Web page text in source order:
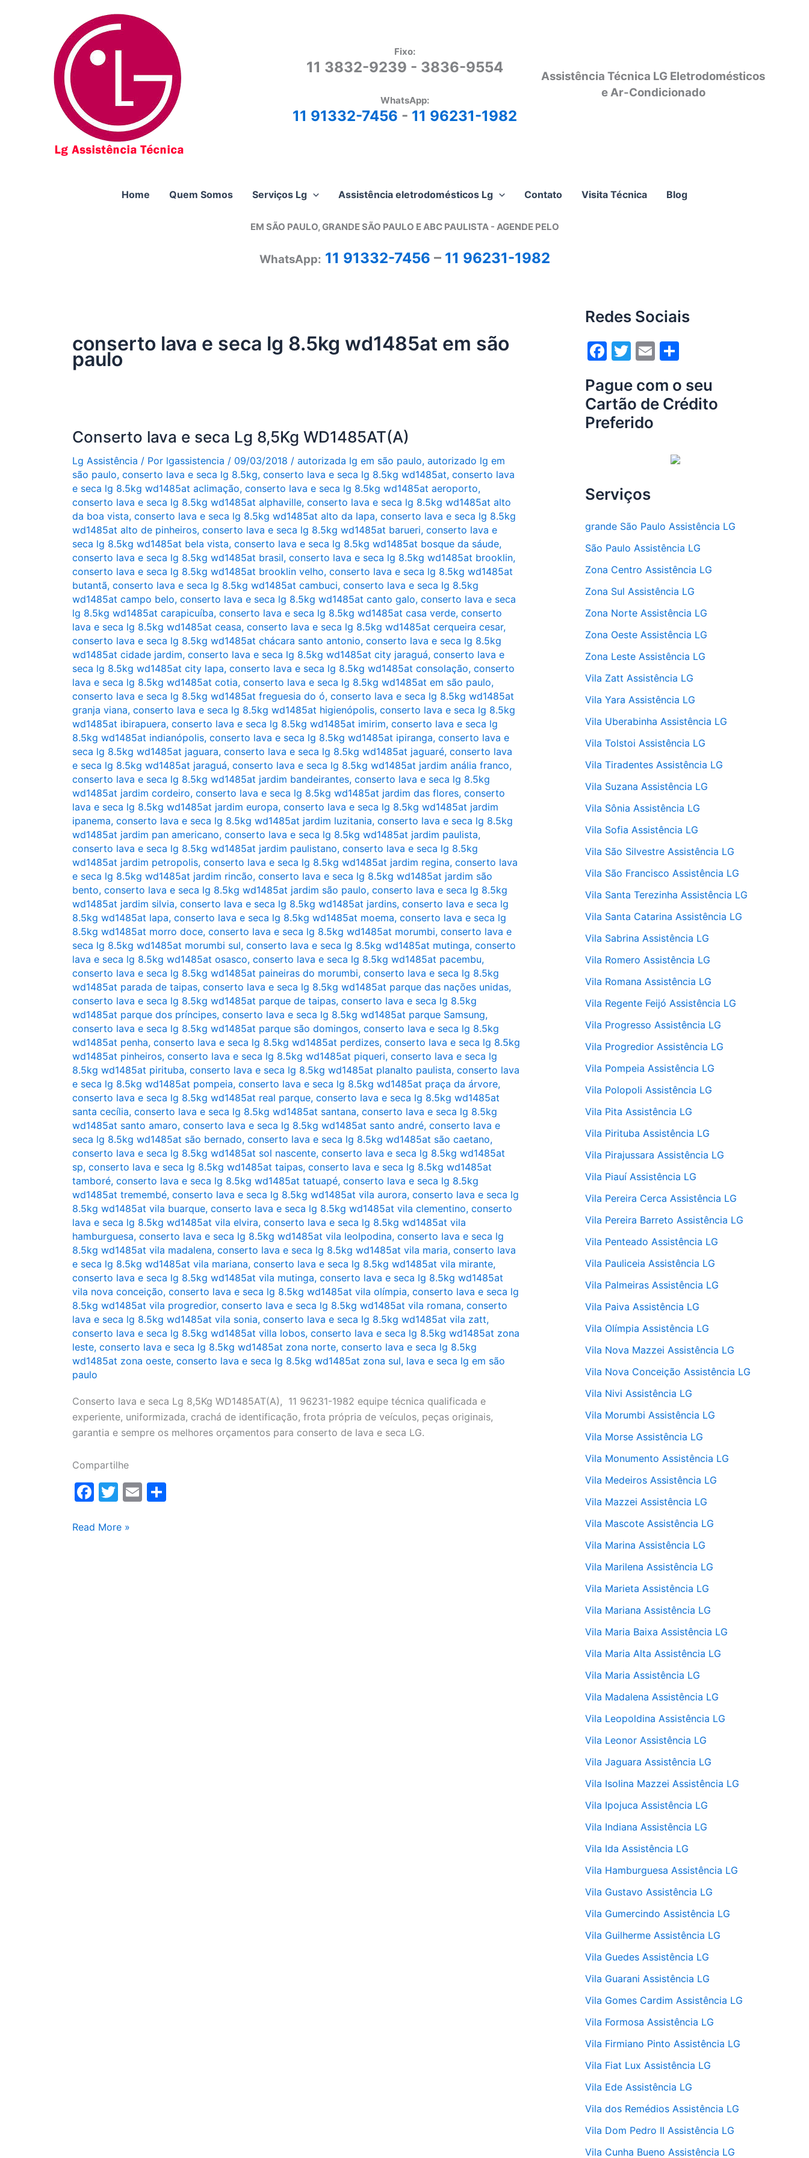
Fixo:
11 3832-9239 - 3836-9554
WhatsApp:
11 91332-7456 - 11 96231-1982
Assistência Técnica LG Eletrodomésticos
e Ar-Condicionado
Home Quem Somos Serviços Lg Assistência eletrodomésticos Lg Contato Visita Técnica Blog
EM SÃO PAULO, GRANDE SÃO PAULO E ABC PAULISTA - AGENDE PELO
WhatsApp: 11 91332-7456 – 11 96231-1982
conserto lava e seca lg 8.5kg wd1485at em são
paulo
Conserto lava e seca Lg 8,5Kg WD1485AT(A)
Lg Assistência / Por lgassistencia / 09/03/2018 / autorizada lg em são paulo, autorizado lg em
são paulo, conserto lava e seca lg 8.5kg, conserto lava e seca lg 8.5kg wd1485at, conserto lava
e seca lg 8.5kg wd1485at aclimação, conserto lava e seca lg 8.5kg wd1485at aeroporto,
conserto lava e seca lg 8.5kg wd1485at alphaville, conserto lava e seca lg 8.5kg wd1485at alto
da boa vista, conserto lava e seca lg 8.5kg wd1485at alto da lapa, conserto lava e seca lg 8.5kg
wd1485at alto de pinheiros, conserto lava e seca lg 8.5kg wd1485at barueri, conserto lava e
seca lg 8.5kg wd1485at bela vista, conserto lava e seca lg 8.5kg wd1485at bosque da sáude,
conserto lava e seca lg 8.5kg wd1485at brasil, conserto lava e seca lg 8.5kg wd1485at brooklin,
conserto lava e seca lg 8.5kg wd1485at brooklin velho, conserto lava e seca lg 8.5kg wd1485at
butantã, conserto lava e seca lg 8.5kg wd1485at cambuci, conserto lava e seca lg 8.5kg
wd1485at campo belo, conserto lava e seca lg 8.5kg wd1485at canto galo, conserto lava e seca
lg 8.5kg wd1485at carapicuíba, conserto lava e seca lg 8.5kg wd1485at casa verde, conserto
lava e seca lg 8.5kg wd1485at ceasa, conserto lava e seca lg 8.5kg wd1485at cerqueira cesar,
conserto lava e seca lg 8.5kg wd1485at chácara santo antonio, conserto lava e seca lg 8.5kg
wd1485at cidade jardim, conserto lava e seca lg 8.5kg wd1485at city jaraguá, conserto lava e
seca lg 8.5kg wd1485at city lapa, conserto lava e seca lg 8.5kg wd1485at consolação, conserto
lava e seca lg 8.5kg wd1485at cotia, conserto lava e seca lg 8.5kg wd1485at em são paulo,
conserto lava e seca lg 8.5kg wd1485at freguesia do ó, conserto lava e seca lg 8.5kg wd1485at
granja viana, conserto lava e seca lg 8.5kg wd1485at higienópolis, conserto lava e seca lg 8.5kg
wd1485at ibirapuera, conserto lava e seca lg 8.5kg wd1485at imirim, conserto lava e seca lg
8.5kg wd1485at indianópolis, conserto lava e seca lg 8.5kg wd1485at ipiranga, conserto lava e
seca lg 8.5kg wd1485at jaguara, conserto lava e seca lg 8.5kg wd1485at jaguaré, conserto lava
e seca lg 8.5kg wd1485at jaraguá, conserto lava e seca lg 8.5kg wd1485at jardim anália franco,
conserto lava e seca lg 8.5kg wd1485at jardim bandeirantes, conserto lava e seca lg 8.5kg
wd1485at jardim cordeiro, conserto lava e seca lg 8.5kg wd1485at jardim das flores, conserto
lava e seca lg 8.5kg wd1485at jardim europa, conserto lava e seca lg 8.5kg wd1485at jardim
ipanema, conserto lava e seca lg 8.5kg wd1485at jardim luzitania, conserto lava e seca lg 8.5kg
wd1485at jardim pan americano, conserto lava e seca lg 8.5kg wd1485at jardim paulista,
conserto lava e seca lg 8.5kg wd1485at jardim paulistano, conserto lava e seca lg 8.5kg
wd1485at jardim petropolis, conserto lava e seca lg 8.5kg wd1485at jardim regina, conserto lava
e seca lg 8.5kg wd1485at jardim rincão, conserto lava e seca lg 8.5kg wd1485at jardim são
bento, conserto lava e seca lg 8.5kg wd1485at jardim são paulo, conserto lava e seca lg 8.5kg
wd1485at jardim silvia, conserto lava e seca lg 8.5kg wd1485at jardins, conserto lava e seca lg
8.5kg wd1485at lapa, conserto lava e seca lg 8.5kg wd1485at moema, conserto lava e seca lg
8.5kg wd1485at morro doce, conserto lava e seca lg 8.5kg wd1485at morumbi, conserto lava e
seca lg 8.5kg wd1485at morumbi sul, conserto lava e seca lg 8.5kg wd1485at mutinga, conserto
lava e seca lg 8.5kg wd1485at osasco, conserto lava e seca lg 8.5kg wd1485at pacembu,
conserto lava e seca lg 8.5kg wd1485at paineiras do morumbi, conserto lava e seca lg 8.5kg
wd1485at parada de taipas, conserto lava e seca lg 8.5kg wd1485at parque das nações unidas,
conserto lava e seca lg 8.5kg wd1485at parque de taipas, conserto lava e seca lg 8.5kg
wd1485at parque dos príncipes, conserto lava e seca lg 8.5kg wd1485at parque Samsung,
conserto lava e seca lg 8.5kg wd1485at parque são domingos, conserto lava e seca lg 8.5kg
wd1485at penha, conserto lava e seca lg 8.5kg wd1485at perdizes, conserto lava e seca lg 8.5kg
wd1485at pinheiros, conserto lava e seca lg 8.5kg wd1485at piqueri, conserto lava e seca lg
8.5kg wd1485at pirituba, conserto lava e seca lg 8.5kg wd1485at planalto paulista, conserto lava
e seca lg 8.5kg wd1485at pompeia, conserto lava e seca lg 8.5kg wd1485at praça da árvore,
conserto lava e seca lg 8.5kg wd1485at real parque, conserto lava e seca lg 8.5kg wd1485at
santa cecília, conserto lava e seca lg 8.5kg wd1485at santana, conserto lava e seca lg 8.5kg
wd1485at santo amaro, conserto lava e seca lg 8.5kg wd1485at santo andré, conserto lava e
seca lg 8.5kg wd1485at são bernado, conserto lava e seca lg 8.5kg wd1485at são caetano,
conserto lava e seca lg 8.5kg wd1485at sol nascente, conserto lava e seca lg 8.5kg wd1485at
sp, conserto lava e seca lg 8.5kg wd1485at taipas, conserto lava e seca lg 8.5kg wd1485at
tamboré, conserto lava e seca lg 8.5kg wd1485at tatuapé, conserto lava e seca lg 8.5kg
wd1485at tremembé, conserto lava e seca lg 8.5kg wd1485at vila aurora, conserto lava e seca lg
8.5kg wd1485at vila buarque, conserto lava e seca lg 8.5kg wd1485at vila clementino, conserto
lava e seca lg 8.5kg wd1485at vila elvira, conserto lava e seca lg 8.5kg wd1485at vila
hamburguesa, conserto lava e seca lg 8.5kg wd1485at vila leolpodina, conserto lava e seca lg
8.5kg wd1485at vila madalena, conserto lava e seca lg 8.5kg wd1485at vila maria, conserto lava
e seca lg 8.5kg wd1485at vila mariana, conserto lava e seca lg 8.5kg wd1485at vila mirante,
conserto lava e seca lg 8.5kg wd1485at vila mutinga, conserto lava e seca lg 8.5kg wd1485at
vila nova conceição, conserto lava e seca lg 8.5kg wd1485at vila olímpia, conserto lava e seca lg
8.5kg wd1485at vila progredior, conserto lava e seca lg 8.5kg wd1485at vila romana, conserto
lava e seca lg 8.5kg wd1485at vila sonia, conserto lava e seca lg 8.5kg wd1485at vila zatt,
conserto lava e seca lg 8.5kg wd1485at villa lobos, conserto lava e seca lg 8.5kg wd1485at zona
leste, conserto lava e seca lg 8.5kg wd1485at zona norte, conserto lava e seca lg 8.5kg
wd1485at zona oeste, conserto lava e seca lg 8.5kg wd1485at zona sul, lava e seca lg em são
paulo
Conserto lava e seca Lg 8,5Kg WD1485AT(A), 11 96231-1982 equipe técnica qualificada e
experiente, uniformizada, crachá de identificação, frota própria de veículos, peças originais,
garantia e sempre os melhores orçamentos para conserto de lava e seca LG.
Compartilhe
F
c
T
itt
E
Conserto
Read More »
Redes Sociais
F
c
e
b
k
T
itt
er
E
ai
l
ar
e
Pague com o seu
Cartão de Crédito
Preferido
Serviços
grande São Paulo Assistência LG
São Paulo Assistência LG
Zona Centro Assistência LG
Zona Sul Assistência LG
Zona Norte Assistência LG
Zona Oeste Assistência LG
Zona Leste Assistência LG
Vila Zatt Assistência LG
Vila Yara Assistência LG
Vila Uberabinha Assistência LG
Vila Tolstoi Assistência LG
Vila Tiradentes Assistência LG
Vila Suzana Assistência LG
Vila Sônia Assistência LG
Vila Sofia Assistência LG
Vila São Silvestre Assistência LG
Vila São Francisco Assistência LG
Vila Santa Terezinha Assistência LG
Vila Santa Catarina Assistência LG
Vila Sabrina Assistência LG
Vila Romero Assistência LG
Vila Romana Assistência LG
Vila Regente Feijó Assistência LG
Vila Progresso Assistência LG
Vila Progredior Assistência LG
Vila Pompeia Assistência LG
Vila Polopoli Assistência LG
Vila Pita Assistência LG
Vila Pirituba Assistência LG
Vila Pirajussara Assistência LG
Vila Piauí Assistência LG
Vila Pereira Cerca Assistência LG
Vila Pereira Barreto Assistência LG
Vila Penteado Assistência LG
Vila Pauliceia Assistência LG
Vila Palmeiras Assistência LG
Vila Paiva Assistência LG
Vila Olímpia Assistência LG
Vila Nova Mazzei Assistência LG
Vila Nova Conceição Assistência LG
Vila Nivi Assistência LG
Vila Morumbi Assistência LG
Vila Morse Assistência LG
Vila Monumento Assistência LG
Vila Medeiros Assistência LG
Vila Mazzei Assistência LG
Vila Mascote Assistência LG
Vila Marina Assistência LG
Vila Marilena Assistência LG
Vila Marieta Assistência LG
Vila Mariana Assistência LG
Vila Maria Baixa Assistência LG
Vila Maria Alta Assistência LG
Vila Maria Assistência LG
Vila Madalena Assistência LG
Vila Leopoldina Assistência LG
Vila Leonor Assistência LG
Vila Jaguara Assistência LG
Vila Isolina Mazzei Assistência LG
Vila Ipojuca Assistência LG
Vila Indiana Assistência LG
Vila Ida Assistência LG
Vila Hamburguesa Assistência LG
Vila Gustavo Assistência LG
Vila Gumercindo Assistência LG
Vila Guilherme Assistência LG
Vila Guedes Assistência LG
Vila Guarani Assistência LG
Vila Gomes Cardim Assistência LG
Vila Formosa Assistência LG
Vila Firmiano Pinto Assistência LG
Vila Fiat Lux Assistência LG
Vila Ede Assistência LG
Vila dos Remédios Assistência LG
Vila Dom Pedro II Assistência LG
Vila Cunha Bueno Assistência LG